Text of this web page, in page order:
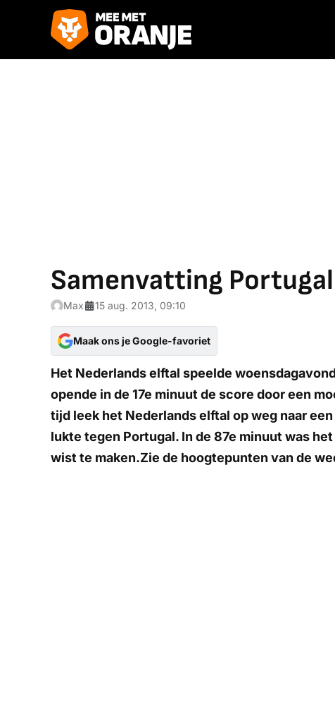
Samenvatting
Max 15 aug. 2013, 09:10
Maak ons je Google-favoriet
Het Nederlands elftal speelde
opende in de 17e minuut de score door een
tijd leek het Nederlands elftal op weg naar
lukte tegen Portugal. In de 87e minuut was
wist te maken.Zie de hoogtepunten van de